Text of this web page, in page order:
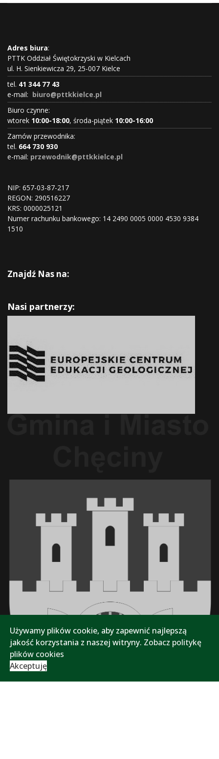
Adres biura:
PTTK Oddział Świętokrzyski w Kielcach
ul. H. Sienkiewicza 29, 25-007 Kielce
tel. 41 344 77 43
e-mail: biuro@pttkkielce.pl
Biuro czynne:
wtorek 10:00-18:00, środa-piątek 10:00-16:00
Zamów przewodnika:
tel. 664 730 930
e-mail: przewodnik@pttkkielce.pl
NIP: 657-03-87-217
REGON: 290516227
KRS: 0000025121
Numer rachunku bankowego: 14 2490 0005 0000 4530 9384
1510
Znajdź Nas na:
Nasi partnerzy:
Używamy plików cookie, aby zapewnić najlepszą
jakość korzystania z naszej witryny. Zobacz politykę
plików cookies
Akceptuję